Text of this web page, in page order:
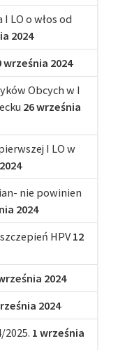
LO o włos od
2024
września 2024
Obcych w I
26 września
I LO w
nie powinien
2024
HPV 12
2024
2024
2025. 1 września